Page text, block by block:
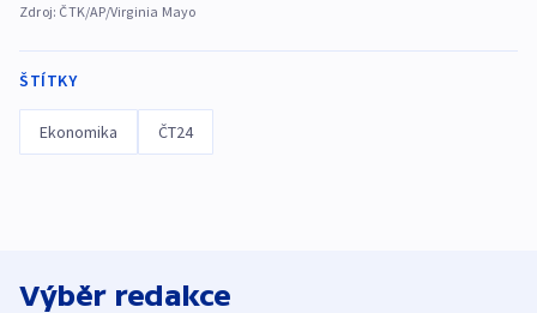
Zdroj: ČTK/AP/Virginia Mayo
ŠTÍTKY
Ekonomika ČT24
Výběr redakce